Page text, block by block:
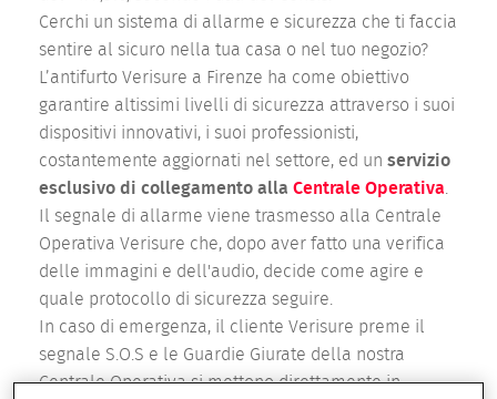
Cerchi un sistema di allarme e sicurezza che ti faccia
sentire al sicuro nella tua casa o nel tuo negozio?
L’antifurto Verisure a Firenze ha come obiettivo
garantire altissimi livelli di sicurezza attraverso i suoi
dispositivi innovativi, i suoi professionisti,
costantemente aggiornati nel settore, ed un servizio
esclusivo di collegamento alla Centrale Operativa
Il segnale di allarme viene trasmesso alla Centrale
Operativa Verisure che, dopo aver fatto una verifica
delle immagini e dell'audio, decide come agire e
quale protocollo di sicurezza seguire.
In caso di emergenza, il cliente Verisure preme il
segnale S.O.S e le Guardie Giurate della nostra
Centrale Operativa si mettono direttamente in